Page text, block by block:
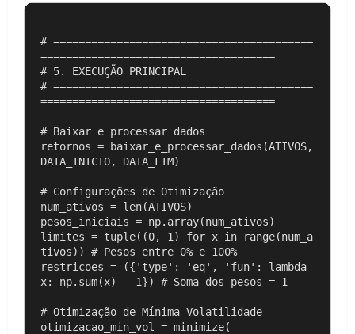
# =========================================
=====================================
# 5. EXECUÇÃO PRINCIPAL
# =========================================
=====================================
# Baixar e processar dados
retornos = baixar_e_processar_dados(ATIVOS,
DATA_INICIO, DATA_FIM)
# Configurações de Otimização
num_ativos = len(ATIVOS)
pesos_iniciais = np.array(num_ativos)
limites = tuple((0, 1) for x in range(num_a
tivos)) # Pesos entre 0% e 100%
restricoes = ({'type': 'eq', 'fun': lambda
x: np.sum(x) - 1}) # Soma dos pesos = 1
# Otimização de Mínima Volatilidade
otimizacao_min_vol = minimize(